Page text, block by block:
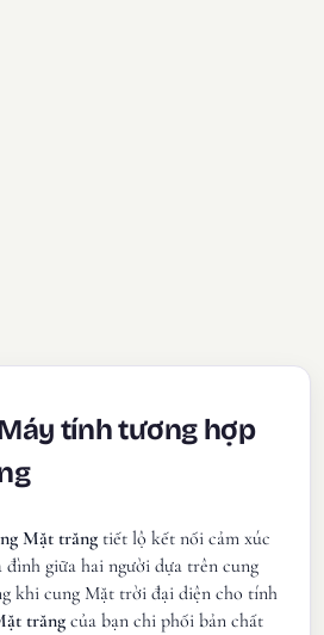
tính tương hợp
Mặt trăng tiết lộ kết nối cảm xúc
đình giữa hai người dựa trên cung
khi cung Mặt trời đại diện cho tính
trăng của bạn chi phối bản chất